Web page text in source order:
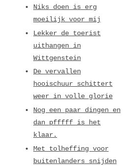
Niks doen is erg
moeilijk voor mij
Lekker de toerist
uithangen in
Wittgenstein
De vervallen
hooischuur schittert
weer in volle glorie
Nog een paar dingen en
dan pfffff is het
klaar.
Met tolheffing voor
buitenlanders snijden